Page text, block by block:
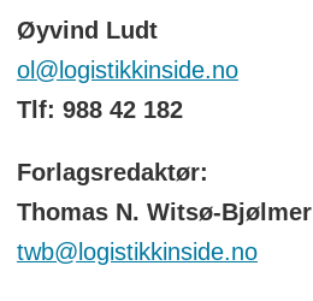
Øyvind Ludt
ol@logistikkinside.no
Tlf: 988 42 182
Forlagsredaktør:
Thomas N. Witsø-Bjølmer
twb@logistikkinside.no